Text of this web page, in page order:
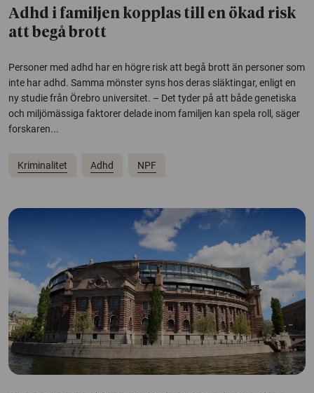
Adhd i familjen kopplas till en ökad risk
att begå brott
Personer med adhd har en högre risk att begå brott än personer som
inte har adhd. Samma mönster syns hos deras släktingar, enligt en
ny studie från Örebro universitet. – Det tyder på att både genetiska
och miljömässiga faktorer delade inom familjen kan spela roll, säger
forskaren...
Kriminalitet Adhd NPF